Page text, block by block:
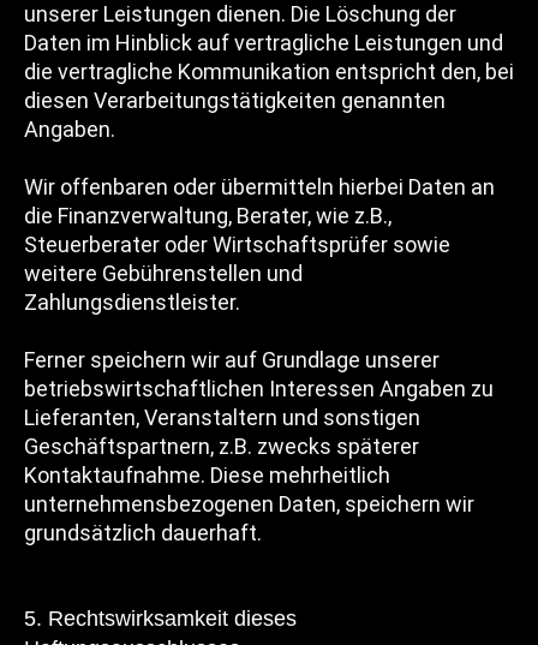
unserer Leistungen dienen. Die Löschung der
Daten im Hinblick auf vertragliche Leistungen und
die vertragliche Kommunikation entspricht den, bei
diesen Verarbeitungstätigkeiten genannten
Angaben.
Wir offenbaren oder übermitteln hierbei Daten an
die Finanzverwaltung, Berater, wie z.B.,
Steuerberater oder Wirtschaftsprüfer sowie
weitere Gebührenstellen und
Zahlungsdienstleister.
Ferner speichern wir auf Grundlage unserer
betriebswirtschaftlichen Interessen Angaben zu
Lieferanten, Veranstaltern und sonstigen
Geschäftspartnern, z.B. zwecks späterer
Kontaktaufnahme. Diese mehrheitlich
unternehmensbezogenen Daten, speichern wir
grundsätzlich dauerhaft.
5. Rechtswirksamkeit dieses